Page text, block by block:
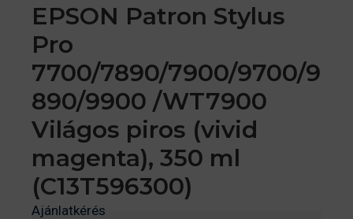
EPSON Patron Stylus
Pro
7700/7890/7900/9700/9
890/9900 /WT7900
Világos piros (vivid
magenta), 350 ml
(C13T596300)
Ajánlatkérés